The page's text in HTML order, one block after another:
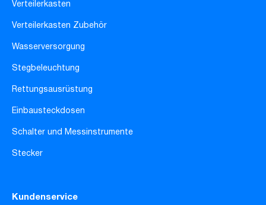
Verteilerkasten
Verteilerkasten Zubehör
Wasserversorgung
Stegbeleuchtung
Rettungsausrüstung
Einbausteckdosen
Schalter und Messinstrumente
Stecker
Kundenservice